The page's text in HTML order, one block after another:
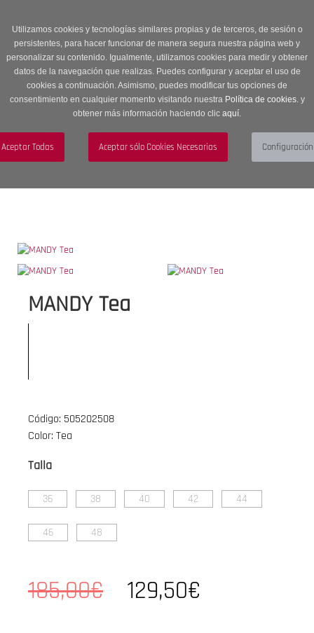
Utilizamos cookies y tecnologías similares propias y de terceros, de sesión o
persistentes, para hacer funcionar de manera segura nuestra página web y
personalizar su contenido. Igualmente, utilizamos cookies para medir y obtener
datos de la navegación que realizas. Puedes configurar y aceptar el uso de
cookies a continuación. Asimismo, puedes modificar tus opciones de
consentimiento en cualquier momento visitando nuestra Política de cookies.y
obtener más información haciendo clic aquí.
descuento en Sección OUTLET con código OUTLET20
navigation
Menú
MANDY Tea
Código: 505202508
Color: Tea
Talla
36 38 40 42 44
46 48
185,00€ 129,50€